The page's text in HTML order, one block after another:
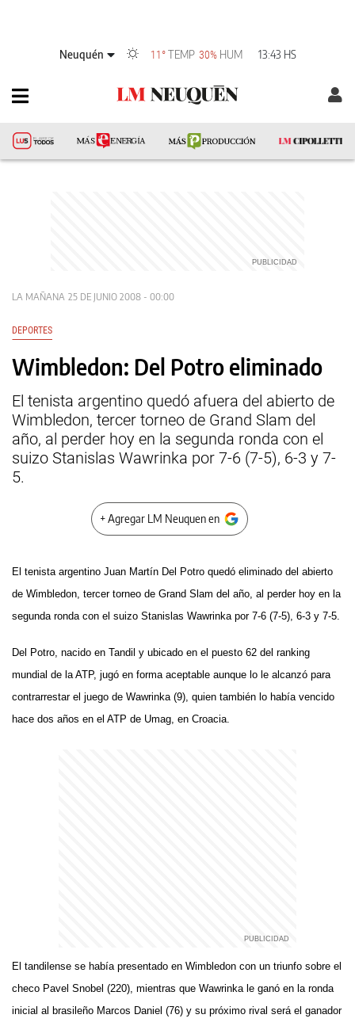
Neuquén 11° TEMP 30% HUM 13:43 HS
LA MAÑANA 25 DE JUNIO 2008 - 00:00
DEPORTES
Wimbledon: Del Potro eliminado
El tenista argentino quedó afuera del abierto de
Wimbledon, tercer torneo de Grand Slam del
año, al perder hoy en la segunda ronda con el
suizo Stanislas Wawrinka por 7-6 (7-5), 6-3 y 7-
5.
+ Agregar LM Neuquen en
El tenista argentino Juan Martín Del Potro quedó eliminado del abierto
de Wimbledon, tercer torneo de Grand Slam del año, al perder hoy en la
segunda ronda con el suizo Stanislas Wawrinka por 7-6 (7-5), 6-3 y 7-5.
Del Potro, nacido en Tandil y ubicado en el puesto 62 del ranking
mundial de la ATP, jugó en forma aceptable aunque lo le alcanzó para
contrarrestar el juego de Wawrinka (9), quien también lo había vencido
hace dos años en el ATP de Umag, en Croacia.
El tandilense se había presentado en Wimbledon con un triunfo sobre el
checo Pavel Snobel (220), mientras que Wawrinka le ganó en la ronda
inicial al brasileño Marcos Daniel (76) y su próximo rival será el ganador